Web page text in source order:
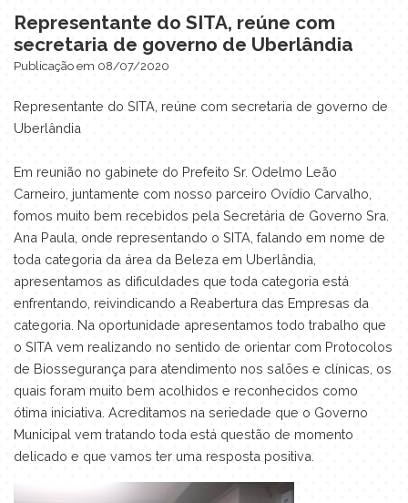
Representante do SITA, reúne com
secretaria de governo de Uberlândia⁣
Publicação em 08/07/2020
Representante do SITA, reúne com secretaria de governo de
Uberlândia⁣
Em reunião no gabinete do Prefeito Sr. Odelmo Leão
Carneiro, juntamente com nosso parceiro Ovídio Carvalho,
fomos muito bem recebidos pela Secretária de Governo Sra.
Ana Paula, onde representando o SITA, falando em nome de
toda categoria da área da Beleza em Uberlândia,
apresentamos as dificuldades que toda categoria está
enfrentando, reivindicando a Reabertura das Empresas da
categoria. Na oportunidade apresentamos todo trabalho que
o SITA vem realizando no sentido de orientar com Protocolos
de Biossegurança para atendimento nos salões e clínicas, os
quais foram muito bem acolhidos e reconhecidos como
ótima iniciativa. Acreditamos na seriedade que o Governo
Municipal vem tratando toda está questão de momento
delicado e que vamos ter uma resposta positiva.⁣⁣